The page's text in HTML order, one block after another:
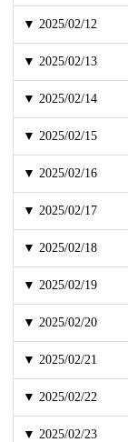
▼ 2025/02/12
▼ 2025/02/13
▼ 2025/02/14
▼ 2025/02/15
▼ 2025/02/16
▼ 2025/02/17
▼ 2025/02/18
▼ 2025/02/19
▼ 2025/02/20
▼ 2025/02/21
▼ 2025/02/22
▼ 2025/02/23